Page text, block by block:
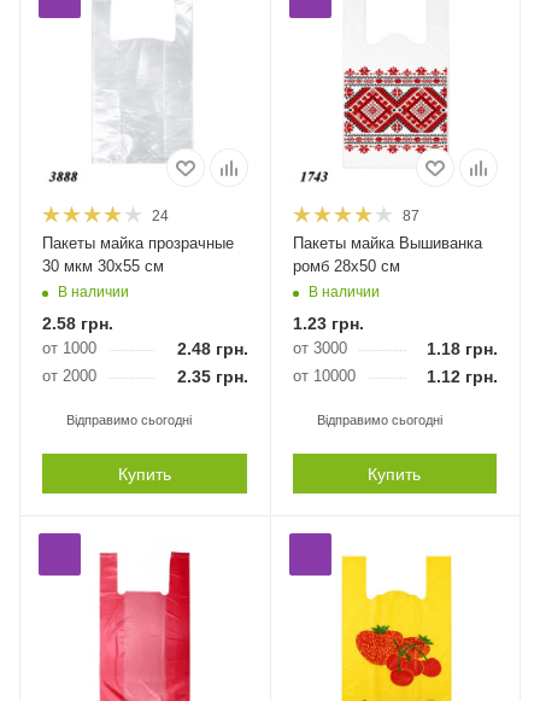
24
Пакеты майка прозрачные
30 мкм 30х55 см
В наличии
2.58 грн.
от 1000 2.48грн.
от 2000 2.35грн.
Відправимо сьогодні
Купить
87
Пакеты майка Вышиванка
ромб 28х50 см
В наличии
1.23грн.
от 3000 1.18 грн.
от 10000 1.12 грн.
Відправимо сьогодні
Купить